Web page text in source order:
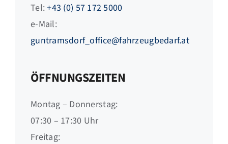
Tel:+43 (0) 57 172 5000
e-Mail:
guntramsdorf_office@fahrzeugbedarf.at
ÖFFNUNGSZEITEN
Montag – Donnerstag:
07:30 – 17:30 Uhr
Freitag: